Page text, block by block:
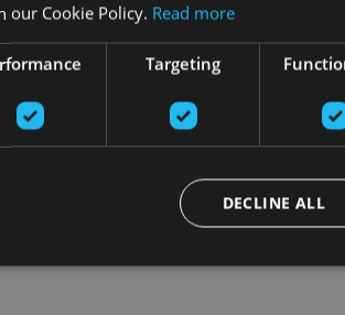
our Cookie Policy. Read more
Targeting
DECLINE ALL